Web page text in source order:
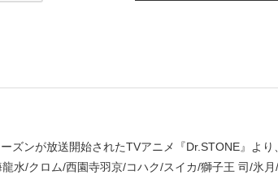
ズンが放送開始されたTVアニメ『Dr.STONE』よ
水/クロム/西園寺羽京/コハク/スイカ/獅子王 司/氷